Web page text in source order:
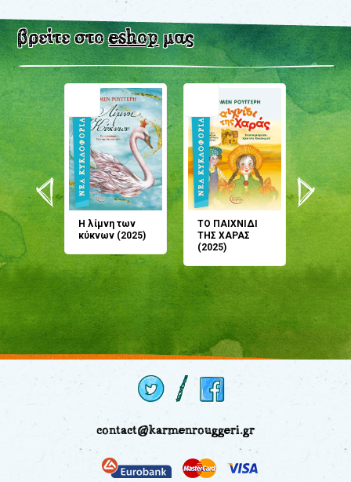
βρείτε στοeshopμας
Η λίμνη των
κύκνων (2025)
ΤΟ ΠΑΙΧΝΙΔΙ
ΤΗΣ ΧΑΡΑΣ
(2025)
μου;
(2024)
contact@karmenrouggeri.gr